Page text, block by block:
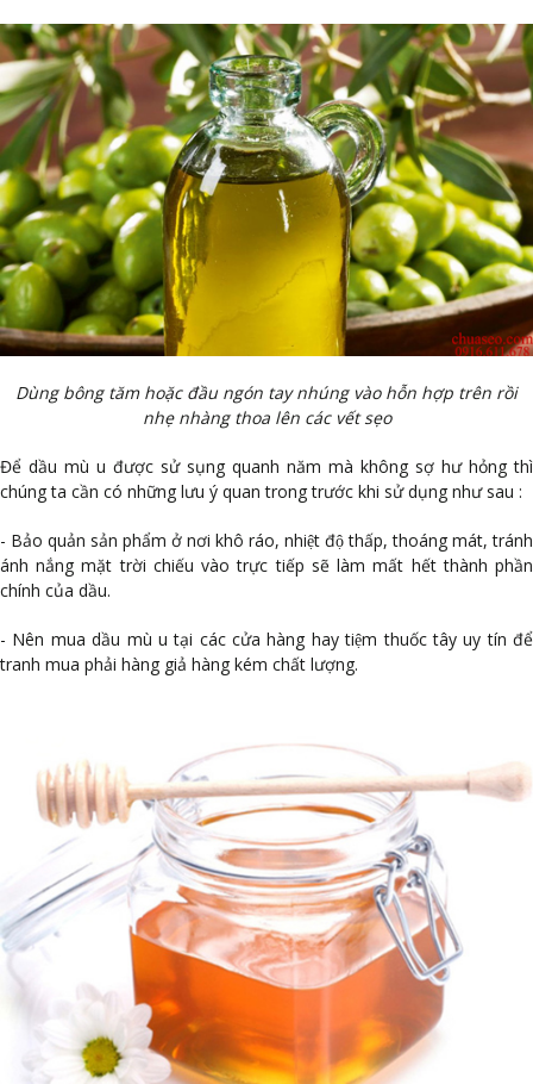
Dùng bông tăm hoặc đầu ngón tay nhúng vào hỗn hợp trên rồi
nhẹ nhàng thoa lên các vết sẹo
Để dầu mù u được sử sụng quanh năm mà không sợ hư hỏng thì
chúng ta cần có những lưu ý quan trong trước khi sử dụng như sau :
- Bảo quản sản phẩm ở nơi khô ráo, nhiệt độ thấp, thoáng mát, tránh
ánh nắng mặt trời chiếu vào trực tiếp sẽ làm mất hết thành phần
chính của dầu.
- Nên muadầu mù utại các cửa hàng hay tiệm thuốc tây uy tín để
tranh mua phải hàng giả hàng kém chất lượng.